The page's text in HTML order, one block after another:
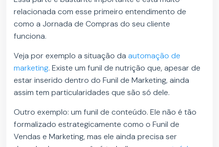
relacionada com esse primeiro entendimento de
como a Jornada de Compras do seu cliente
funciona.
Veja por exemplo a situação daautomação de
marketing. Existe um funil de nutrição que, apesar de
estar inserido dentro do Funil de Marketing, ainda
assim tem particularidades que são só dele.
Outro exemplo: um funil de conteúdo. Ele não é tão
formalizado estrategicamente como o Funil de
Vendas e Marketing, mas ele ainda precisa ser